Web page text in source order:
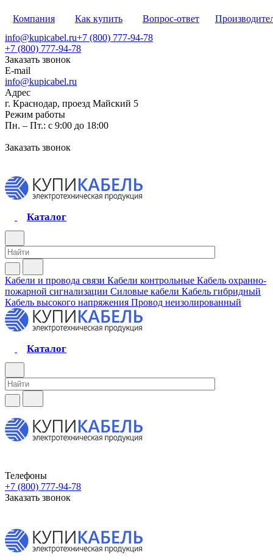
Компания Как купить Вопрос-ответ
info@kupicabel.ru+7 (800) 777-94-78
+7 (800) 777-94-78
Заказать звонок
E-mail
info@kupicabel.ru
Адрес
г. Краснодар, проезд Майский 5
Режим работы
Пн. – Пт.: с 9:00 до 18:00
Заказать звонок
Каталог
Кабели и провода связи Кабели контрольные Кабель охранно-
пожарной сигнализации Силовые кабели Кабель гибридный
Кабель высокого напряжения Провод неизолированный
Каталог
Телефоны
+7 (800) 777-94-78
Заказать звонок